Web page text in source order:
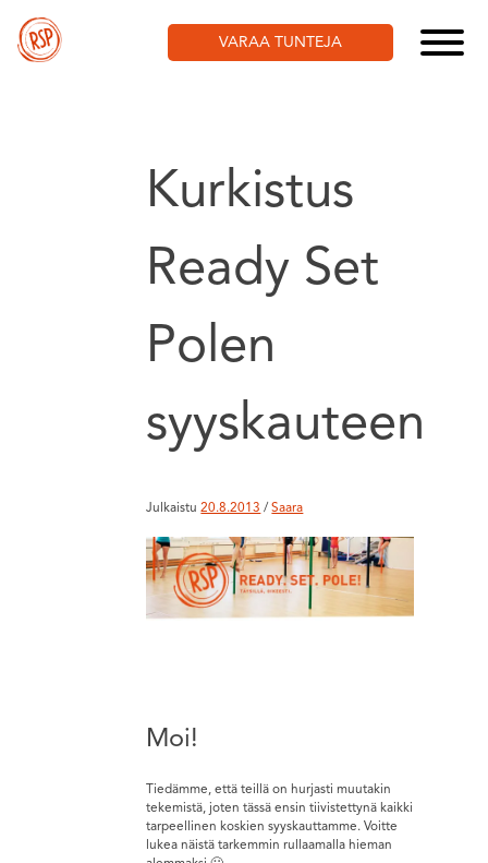
content
VARAA TUNTEJA
Kurkistus
Ready Set
Polen
syyskauteen
Julkaistu20.8.2013 /Saara
Moi!
Tiedämme, että teillä on hurjasti muutakin
tekemistä, joten tässä ensin tiivistettynä kaikki
tarpeellinen koskien syyskauttamme. Voitte
lukea näistä tarkemmin rullaamalla hieman